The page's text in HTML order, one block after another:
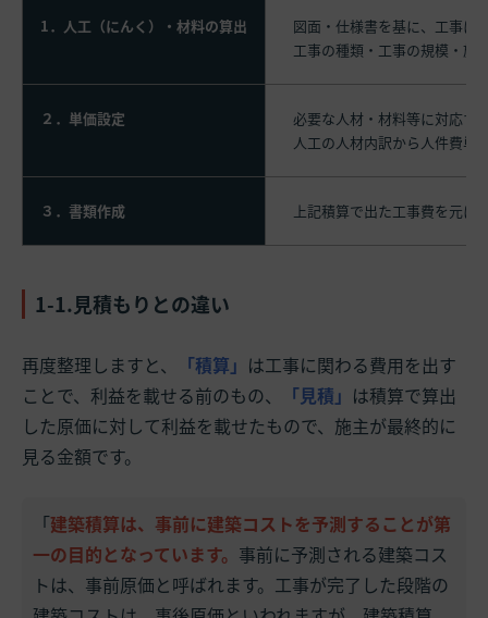
1．人工（にんく）・材料の算出
図面・仕様書を基に、工事に
工事の種類・工事の規模・施
２．単価設定
必要な人材・材料等に対応す
人工の人材内訳から人件費単
３．書類作成 上記積算で出た工事費を元に
1-1.見積もりとの違い
再度整理しますと、 「積算」 は工事に関わる費用を出す
ことで、利益を載せる前のもの、
「見積」 は積算で算出
した原価に対して利益を載せたもので、施主が最終的に
見る金額です。
「建築積算は、事前に建築コストを予測することが第
一の目的となっています。 事前に予測される建築コス
トは、事前原価と呼ばれます。工事が完了した段階の